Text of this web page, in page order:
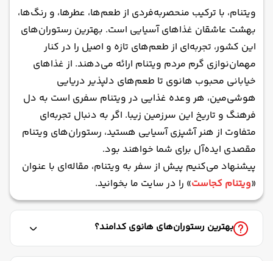
ویتنام، با ترکیب منحصربه‌فردی از طعم‌ها، عطرها، و رنگ‌ها،
بهشت عاشقان غذاهای آسیایی است. بهترین رستوران‌های
این کشور، تجربه‌ای از طعم‌های تازه و اصیل را در کنار
مهمان‌نوازی گرم مردم ویتنام ارائه می‌دهند. از غذاهای
خیابانی محبوب هانوی تا طعم‌های دلپذیر دریایی
هوشی‌مین، هر وعده غذایی در ویتنام سفری است به دل
فرهنگ و تاریخ این سرزمین زیبا. اگر به دنبال تجربه‌ای
متفاوت از هنر آشپزی آسیایی هستید، رستوران‌های ویتنام
مقصدی ایده‌آل برای شما خواهند بود.
پیشنهاد می‌کنیم پیش از سفر به ویتنام، مقاله‌ای با عنوان
«ویتنام کجاست» را در سایت ما بخوانید.
بهترین رستوران‌های هانوی کدامند؟